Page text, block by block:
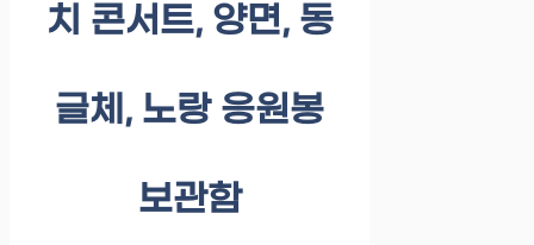
치 콘서트, 양면, 동
글체, 노랑 응원봉
보관함